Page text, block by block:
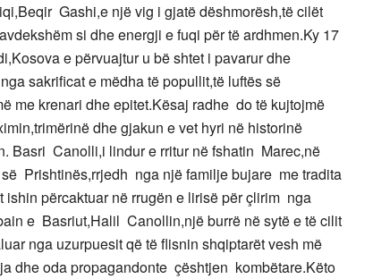
Gashi,e një vig i gjatë dëshmorësh,të cilët
si dhe energji e fuqi për të ardhmen.Ky 17
e përvuajtur u bë shtet i pavarur dhe
sakrificat e mëdha të popullit,të luftës së
me krenari dhe epitet.Kësaj radhe do të kujtojmë
dhe gjakun e vet hyri në historinë
Basri Canolli,i lindur e rritur në fshatin Marec,në
Prishtinës,rrjedh nga një familje bujare me tradita
përcaktuar në rrugën e lirisë për çlirim nga
e Basriut,Halil Canollin,një burrë në sytë e të cilit
nga uzurpuesit që të flisnin shqiptarët vesh më
dhe oda propagandonte çështjen kombëtare.Këto